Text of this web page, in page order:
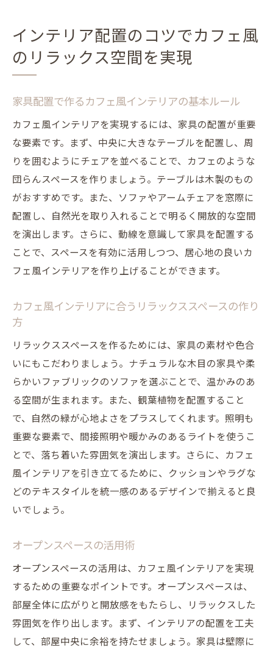
インテリア配置のコツでカフェ風
のリラックス空間を実現
家具配置で作るカフェ風インテリアの基本ルール
カフェ風インテリアを実現するには、家具の配置が重要
な要素です。まず、中央に大きなテーブルを配置し、周
りを囲むようにチェアを並べることで、カフェのような
団らんスペースを作りましょう。テーブルは木製のもの
がおすすめです。また、ソファやアームチェアを窓際に
配置し、自然光を取り入れることで明るく開放的な空間
を演出します。さらに、動線を意識して家具を配置する
ことで、スペースを有効に活用しつつ、居心地の良いカ
フェ風インテリアを作り上げることができます。
カフェ風インテリアに合うリラックススペースの作り
方
リラックススペースを作るためには、家具の素材や色合
いにもこだわりましょう。ナチュラルな木目の家具や柔
らかいファブリックのソファを選ぶことで、温かみのあ
る空間が生まれます。また、観葉植物を配置すること
で、自然の緑が心地よさをプラスしてくれます。照明も
重要な要素で、間接照明や暖かみのあるライトを使うこ
とで、落ち着いた雰囲気を演出します。さらに、カフェ
風インテリアを引き立てるために、クッションやラグな
どのテキスタイルを統一感のあるデザインで揃えると良
いでしょう。
オープンスペースの活用術
オープンスペースの活用は、カフェ風インテリアを実現
するための重要なポイントです。オープンスペースは、
部屋全体に広がりと開放感をもたらし、リラックスした
雰囲気を作り出します。まず、インテリアの配置を工夫
して、部屋中央に余裕を持たせましょう。家具は壁際に